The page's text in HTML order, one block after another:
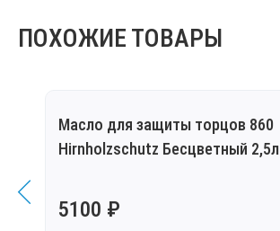
ПОХОЖИЕ ТОВАРЫ
Масло для защиты торцов 860
Hirnholzschutz Бесцветный 2,5л
5100 ₽